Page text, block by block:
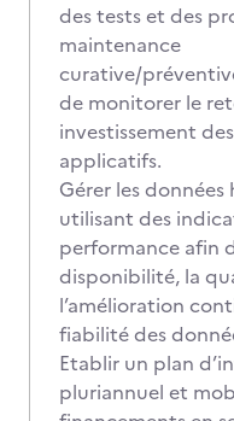
des tests et des
maintenance
curative/
de monitorer le
investissement
applicatifs.
Gérer les
utilisant des
performance afin
disponibilité, la
l’amélioration
fiabilité des
Etablir un plan
pluriannuel et